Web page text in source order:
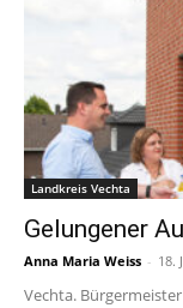
Landkreis Vechta
Gelungener
Anna Maria Weiss - 18.
Vechta.